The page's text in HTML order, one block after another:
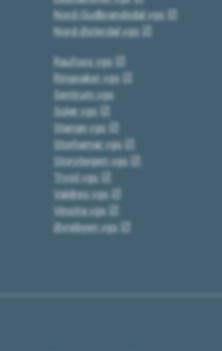
Nord-Gudbrandsdal vgs
Nord-Østerdal vgs
Raufoss vgs
Ringsaker vgs
Sentrum vgs
Solør vgs
Stange vgs
Storhamar vgs
Storsteigen vgs
Trysil vgs
Valdres vgs
Vinstra vgs
Øvrebyen vgs